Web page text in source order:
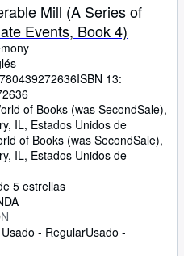
Mill (A Series of
Events, Book 4)
ISBN 13:
of Books (was SecondSale),
IL, Estados Unidos de
of Books (was SecondSale),
IL, Estados Unidos de
5 estrellas
- RegularUsado -